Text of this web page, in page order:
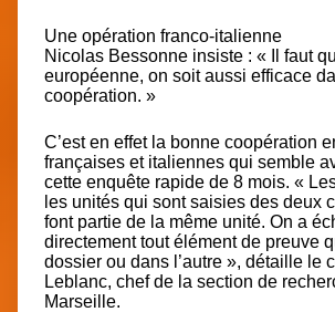
Une opération franco-italienne
Nicolas Bessonne insiste : « Il faut
européenne, on soit aussi efficace
coopération. »
C’est en effet la bonne coopération
françaises et italiennes qui semble
cette enquête rapide de 8 mois. «
les unités qui sont saisies des deux
font partie de la même unité. On a
directement tout élément de preuve
dossier ou dans l’autre », détaille le
Leblanc, chef de la section de
Marseille.